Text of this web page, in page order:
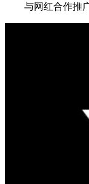
与网红合作推广